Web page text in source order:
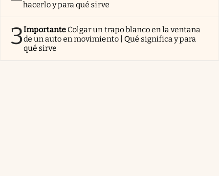
hacerlo y para qué sirve
3Importante Colgar un trapo blanco en la ventana
de un auto en movimiento | Qué significa y para
qué sirve